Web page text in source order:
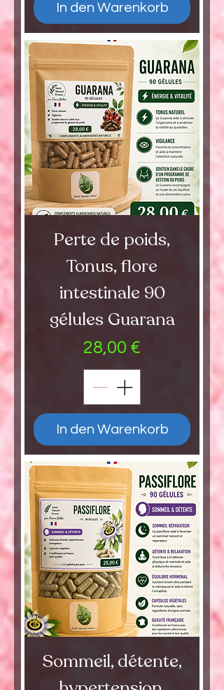
In den Warenkorb
Perte de poids,
Tonus, flore
intestinale 90
gélules Guarana
Preis
28,00 €
In den Warenkorb
Sommeil, détente,